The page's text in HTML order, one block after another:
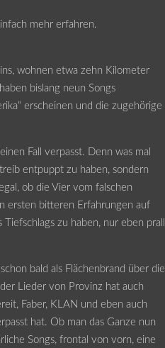
mehr erfahren.
wohnen etwa zehn Kilometer
bislang neun Songs
erscheinen und die zugehörige
Fall verpasst. Denn was mal
entpuppt zu haben, sondern
ob die Vier vom falschen
ersten bitteren Erfahrungen auf
zu haben, nur eben prall
bald als Flächenbrand über die
Lieder von Provinz hat auch
Faber, KLAN und eben auch
hat. Ob man das Ganze nun
Songs, frontal von vorn, eine